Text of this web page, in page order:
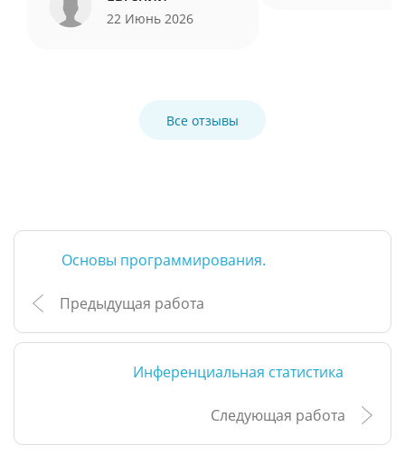
22 Июнь 2026
Все отзывы
Основы программирования.
Предыдущая работа
Инференциальная статистика
Следующая работа